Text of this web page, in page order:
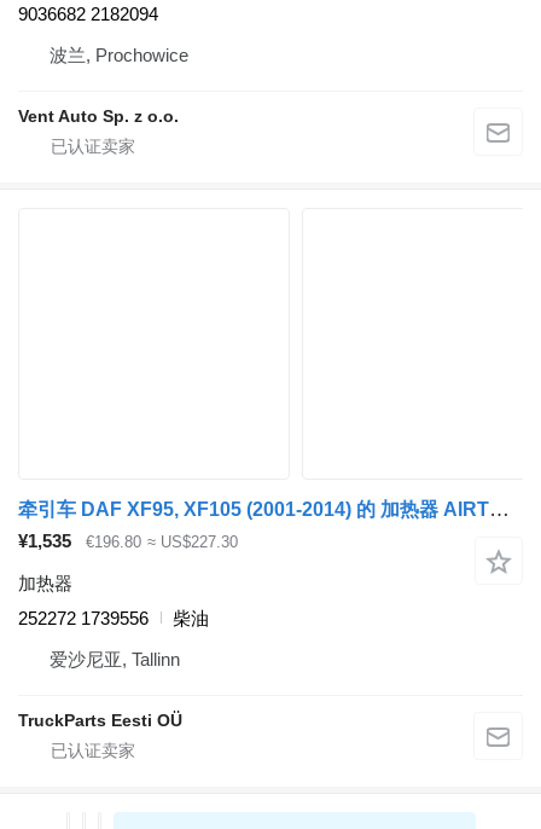
9036682 2182094
波兰, Prochowice
Vent Auto Sp. z o.o.
牵引车 DAF XF95, XF105 (2001-2014) 的 加热器 AIRTRONIC,EBERSPÄCHER XF105 (01.05-) 252272
¥1,535 €196.80 ≈ US$227.30
加热器
252272 1739556
柴油
爱沙尼亚, Tallinn
TruckParts Eesti OÜ